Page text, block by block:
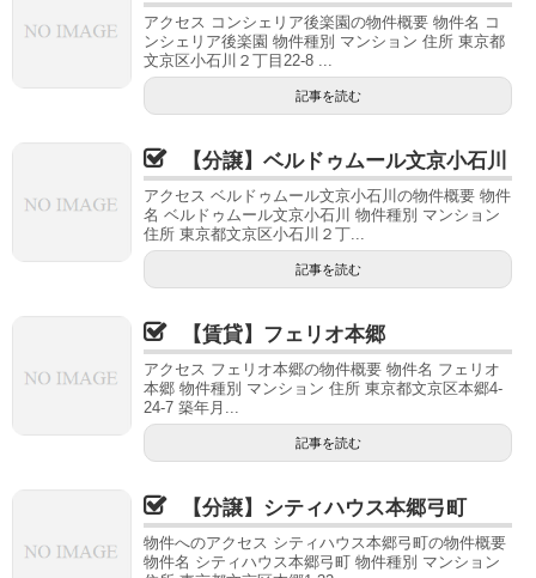
アクセス コンシェリア後楽園の物件概要 物件名 コ
ンシェリア後楽園 物件種別 マンション 住所 東京都
文京区小石川２丁目22-8 ...
記事を読む
【分譲】ベルドゥムール文京小石川
アクセス ベルドゥムール文京小石川の物件概要 物件
名 ベルドゥムール文京小石川 物件種別 マンション
住所 東京都文京区小石川２丁...
記事を読む
【賃貸】フェリオ本郷
アクセス フェリオ本郷の物件概要 物件名 フェリオ
本郷 物件種別 マンション 住所 東京都文京区本郷4-
24-7 築年月...
記事を読む
【分譲】シティハウス本郷弓町
物件へのアクセス シティハウス本郷弓町の物件概要
物件名 シティハウス本郷弓町 物件種別 マンション